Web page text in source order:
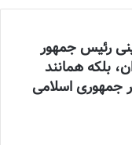
رئیس جمهور
بلکه همانند
جمهوری اسلامی